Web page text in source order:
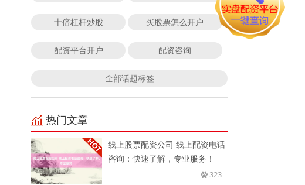
十倍杠杆炒股 买股票怎么开户
配资平台开户 配资咨询
全部话题标签
热门文章
线上股票配资公司 线上配资电话
咨询：快速了解，专业服务！
323